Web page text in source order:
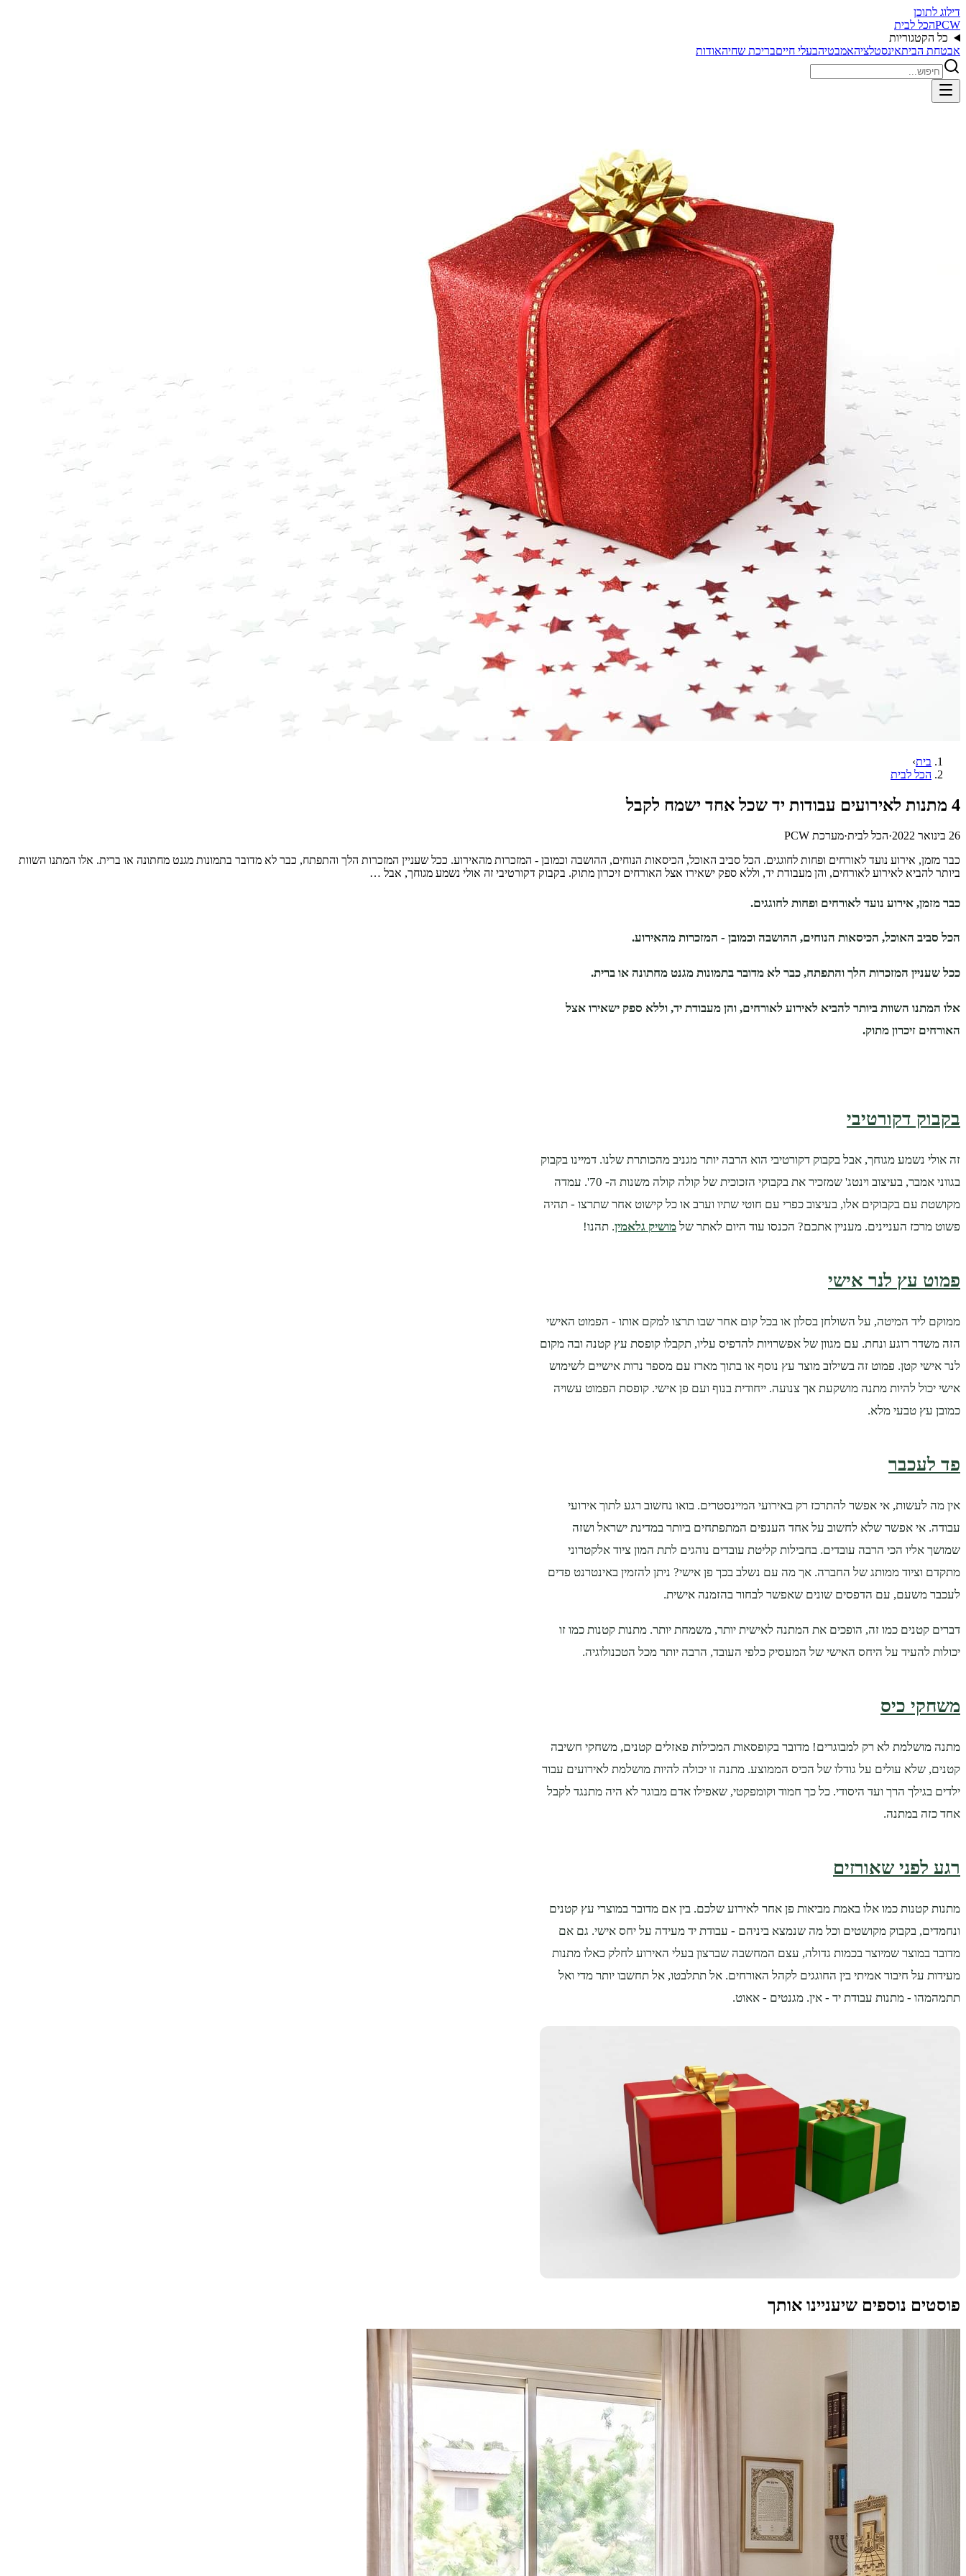
דילוג לתוכן
PCWהכל לבית
כל הקטגוריות
אבטחת הביתאינסטלציהאמבטיהבעלי חייםבריכת שחיהאודות
בית›
הכל לבית
4 מתנות לאירועים עבודות יד שכל אחד ישמח לקבל
26 בינואר 2022 ·הכל לבית·מערכת PCW
כבר מזמן, אירוע נועד לאורחים ופחות לחוגגים. הכל סביב האוכל, הכיסאות הנוחים, ההושבה וכמובן - המזכרות מהאירוע. ככל שעניין המזכרות הלך והתפתח, כבר לא מדובר בתמונות מגנט מחתונה או ברית. אלו המתנו השוות
ביותר להביא לאירוע לאורחים, והן מעבודת יד, וללא ספק ישאירו אצל האורחים זיכרון מתוק. בקבוק דקורטיבי זה אולי נשמע מגוחך, אבל …
כבר מזמן, אירוע נועד לאורחים ופחות לחוגגים.
הכל סביב האוכל, הכיסאות הנוחים, ההושבה וכמובן - המזכרות מהאירוע.
ככל שעניין המזכרות הלך והתפתח, כבר לא מדובר בתמונות מגנט מחתונה או ברית.
אלו המתנו השוות ביותר להביא לאירוע לאורחים, והן מעבודת יד, וללא ספק ישאירו אצל
האורחים זיכרון מתוק.
בקבוק דקורטיבי
זה אולי נשמע מגוחך, אבל בקבוק דקורטיבי הוא הרבה יותר מגניב מהכותרת שלנו. דמיינו בקבוק
בגווני אמבר, בעיצוב וינטג' שמזכיר את בקבוקי הזכוכית של קולה קולה משנות ה- 70'. עמדה
מקושטת עם בקבוקים אלו, בעיצוב כפרי עם חוטי שתיו וערב או כל קישוט אחר שתרצו - תהיה
פשוט מרכז העניינים. מעניין אתכם? הכנסו עוד היום לאתר של מושיק גלאמין. תהנו!
פמוט עץ לנר אישי
ממוקם ליד המיטה, על השולחן בסלון או בכל קום אחר שבו תרצו למקם אותו - הפמוט האישי
הזה משדר רוגע ונחת. עם מגוון של אפשרויות להדפיס עליו, תקבלו קופסת עץ קטנה ובה מקום
לנר אישי קטן. פמוט זה בשילוב מוצר עץ נוסף או בתוך מארז עם מספר נרות אישיים לשימוש
אישי יכול להיות מתנה מושקעת אך צנועה. ייחודית בנוף ועם פן אישי. קופסת הפמוט עשויה
כמובן עץ טבעי מלא.
פד לעכבר
אין מה לעשות, אי אפשר להתרכז רק באירועי המיינסטרים. בואו נחשוב רגע לתוך אירועי
עבודה. אי אפשר שלא לחשוב על אחד הענפים המתפתחים ביותר במדינת ישראל ושזה
שמושך אליו הכי הרבה עובדים. בחבילות קליטת עובדים נוהגים לתת המון ציוד אלקטרוני
מתקדם וציוד ממותג של החברה. אך מה עם נשלב בכך פן אישי? ניתן להזמין באינטרנט פדים
לעכבר משעם, עם הדפסים שונים שאפשר לבחור בהזמנה אישית.
דברים קטנים כמו זה, הופכים את המתנה לאישית יותר, משמחת יותר. מתנות קטנות כמו זו
יכולות להעיד על היחס האישי של המעסיק כלפי העובד, הרבה יותר מכל הטכנולוגיה.
משחקי כיס
מתנה מושלמת לא רק למבוגרים! מדובר בקופסאות המכילות פאזלים קטנים, משחקי חשיבה
קטנים, שלא עולים על גודלו של הכיס הממוצע. מתנה זו יכולה להיות מושלמת לאירועים עבור
ילדים בגילך הרך ועד היסודי. כל כך חמוד וקומפקטי, שאפילו אדם מבוגר לא היה מתנגד לקבל
אחד כזה במתנה.
רגע לפני שאורזים
מתנות קטנות כמו אלו באמת מביאות פן אחר לאירוע שלכם. בין אם מדובר במוצרי עץ קטנים
ונחמדים, בקבוק מקושטים וכל מה שנמצא ביניהם - עבודת יד מעידה על יחס אישי. גם אם
מדובר במוצר שמיוצר בכמות גדולה, עצם המחשבה שברצון בעלי האירוע לחלק כאלו מתנות
מעידות על חיבור אמיתי בין החוגגים לקהל האורחים. אל תתלבטו, אל תחשבו יותר מדי ואל
תתמהמהו - מתנות עבודת יד - אין. מגנטים - אאוט.
פוסטים נוספים שיעניינו אותך